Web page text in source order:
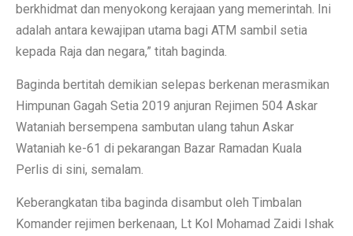
berkhidmat dan menyokong kerajaan yang memerintah. Ini
adalah antara kewajipan utama bagi ATM sambil setia
kepada Raja dan negara,” titah baginda.
Baginda bertitah demikian selepas berkenan merasmikan
Himpunan Gagah Setia 2019 anjuran Rejimen 504 Askar
Wataniah bersempena sambutan ulang tahun Askar
Wataniah ke-61 di pekarangan Bazar Ramadan Kuala
Perlis di sini, semalam.
Keberangkatan tiba baginda disambut oleh Timbalan
Komander rejimen berkenaan, Lt Kol Mohamad Zaidi Ishak